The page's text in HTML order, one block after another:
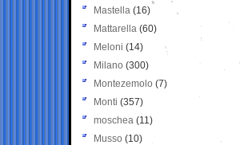
Mastella (16)
Mattarella (60)
Meloni (14)
Milano (300)
Montezemolo (7)
Monti (357)
moschea (11)
Musso (10)